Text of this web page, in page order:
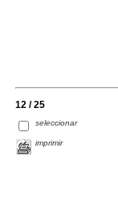
12 / 25
seleccionar
imprimir